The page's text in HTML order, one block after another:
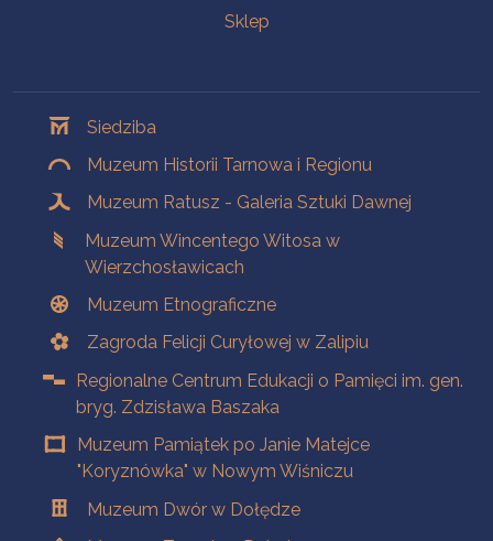
Sklep
Siedziba
Muzeum Historii Tarnowa i Regionu
Muzeum Ratusz - Galeria Sztuki Dawnej
Muzeum Wincentego Witosa w
Wierzchosławicach
Muzeum Etnograficzne
Zagroda Felicji Curyłowej w Zalipiu
Regionalne Centrum Edukacji o Pamięci im. gen.
bryg. Zdzisława Baszaka
Muzeum Pamiątek po Janie Matejce
"Koryznówka" w Nowym Wiśniczu
Muzeum Dwór w Dołędze